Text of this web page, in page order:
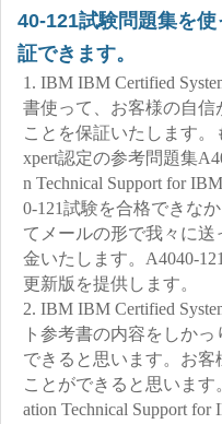
40-121試験問題集を
証できます。
1. IBM IBM Certified
書使って、お客様の自信
ことを保証いたします。
xpert認定の参考問題集
n Technical Support for
0-121試験を合格できな
てメールの形で我々に
金いたします。A4040-
更新版を提供します。
2. IBM IBM Certified
ト参考書の内容をしか
できると思います。お
ことができると思います
ation Technical Support